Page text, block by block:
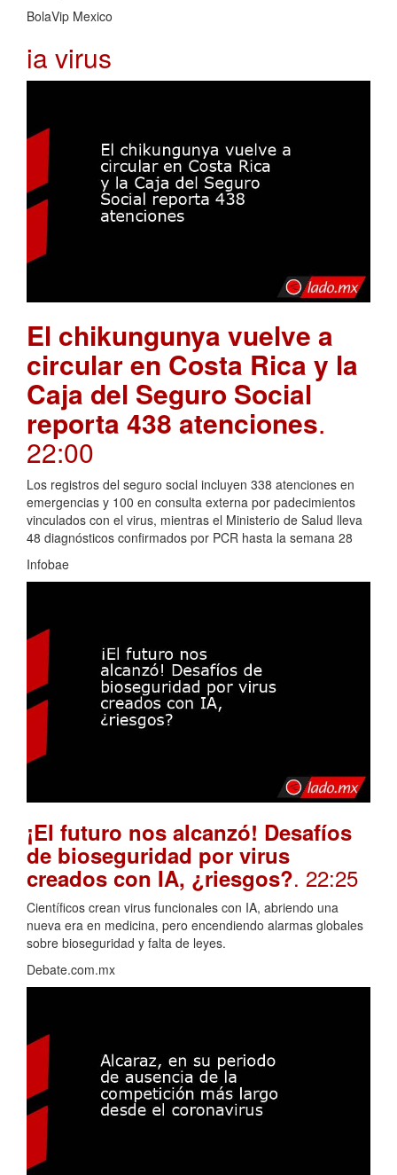
BolaVip Mexico
ia virus
El chikungunya vuelve a
circular en Costa Rica y la
Caja del Seguro Social
reporta 438 atenciones.
22:00
Los registros del seguro social incluyen 338 atenciones en
emergencias y 100 en consulta externa por padecimientos
vinculados con el virus, mientras el Ministerio de Salud lleva
48 diagnósticos confirmados por PCR hasta la semana 28
Infobae
¡El futuro nos alcanzó! Desafíos
de bioseguridad por virus
creados con IA, ¿riesgos?. 22:25
Científicos crean virus funcionales con IA, abriendo una
nueva era en medicina, pero encendiendo alarmas globales
sobre bioseguridad y falta de leyes.
Debate.com.mx